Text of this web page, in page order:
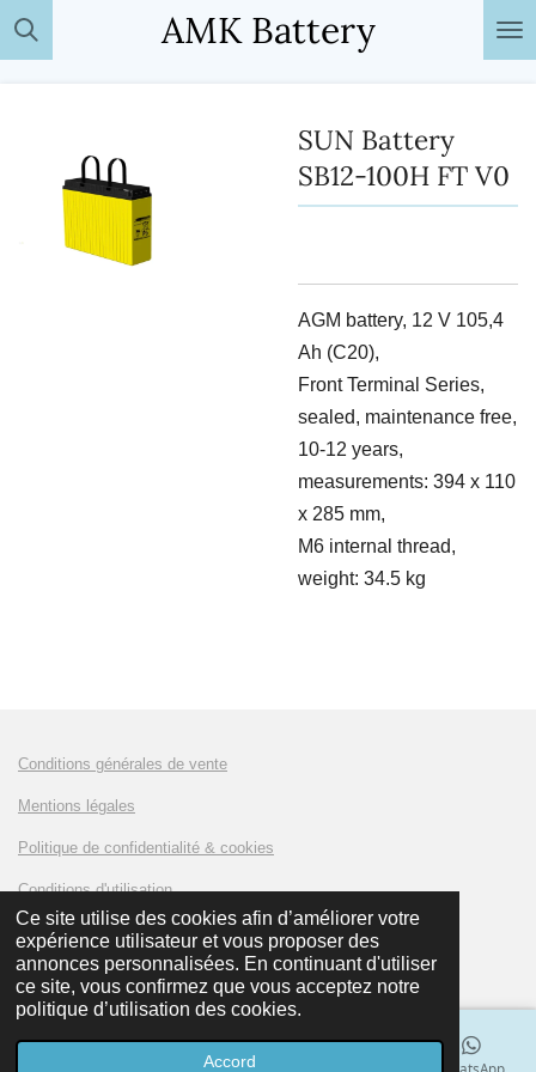
Ce site utilise des cookies afin d’améliorer votre
expérience utilisateur et vous proposer des
annonces personnalisées. En continuant d'utiliser
ce site, vous confirmez que vous acceptez notre
politique d’utilisation des cookies.
Accord
Passer
au
AMK Battery
SUN Battery
SB12-100H FT V0
AGM battery, 12 V 105,4
Ah (C20),
Front Terminal Series,
sealed, maintenance free,
10-12 years,
measurements: 394 x 110
x 285 mm,
M6 internal thread,
weight: 34.5 kg
Conditions générales de vente
Mentions légales
Politique de confidentialité & cookies
Conditions d'utilisation
© 2023 - 2024 AMKLUX Battery